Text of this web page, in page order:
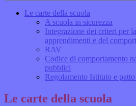
Le carte della scuola
A scuola in sicurezza
Integrazione dei criteri per
apprendimenti e del
RAV
Codice di comportamento
pubblici
Regolamento Istituto e
Le carte della scuola